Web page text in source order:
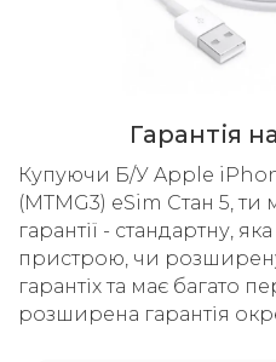
Гарантія
Купуючи Б/У Apple
(MTMG3) eSim Стан 5,
гарантії - стандартну,
пристрою, чи
гарантіх та має багато
розширена гарантія